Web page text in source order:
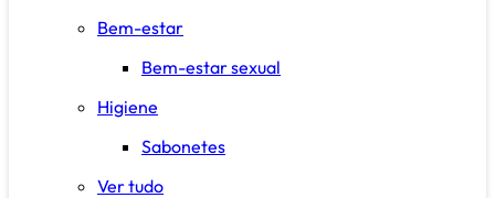
Bem-estar
Bem-estar sexual
Higiene
Sabonetes
Ver tudo